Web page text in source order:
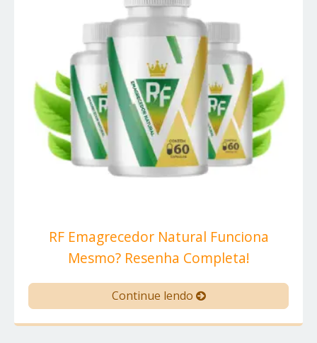
RF Emagrecedor Natural Funciona
Mesmo? Resenha Completa!
Continue lendo